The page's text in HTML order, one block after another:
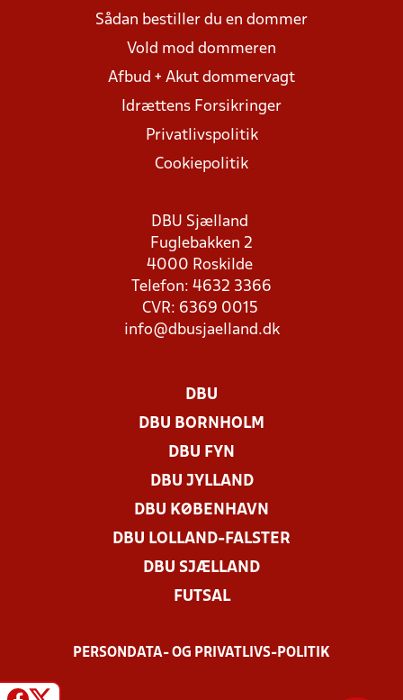
Sådan bestiller du en dommer
Vold mod dommeren
Afbud + Akut dommervagt
Idrættens Forsikringer
Privatlivspolitik
Cookiepolitik
DBU Sjælland
Fuglebakken 2
4000 Roskilde
Telefon: 4632 3366
CVR: 6369 0015
info@dbusjaelland.dk
DBU
DBU BORNHOLM
DBU FYN
DBU JYLLAND
DBU KØBENHAVN
DBU LOLLAND-FALSTER
DBU SJÆLLAND
FUTSAL
PERSONDATA- OG PRIVATLIVS-POLITIK